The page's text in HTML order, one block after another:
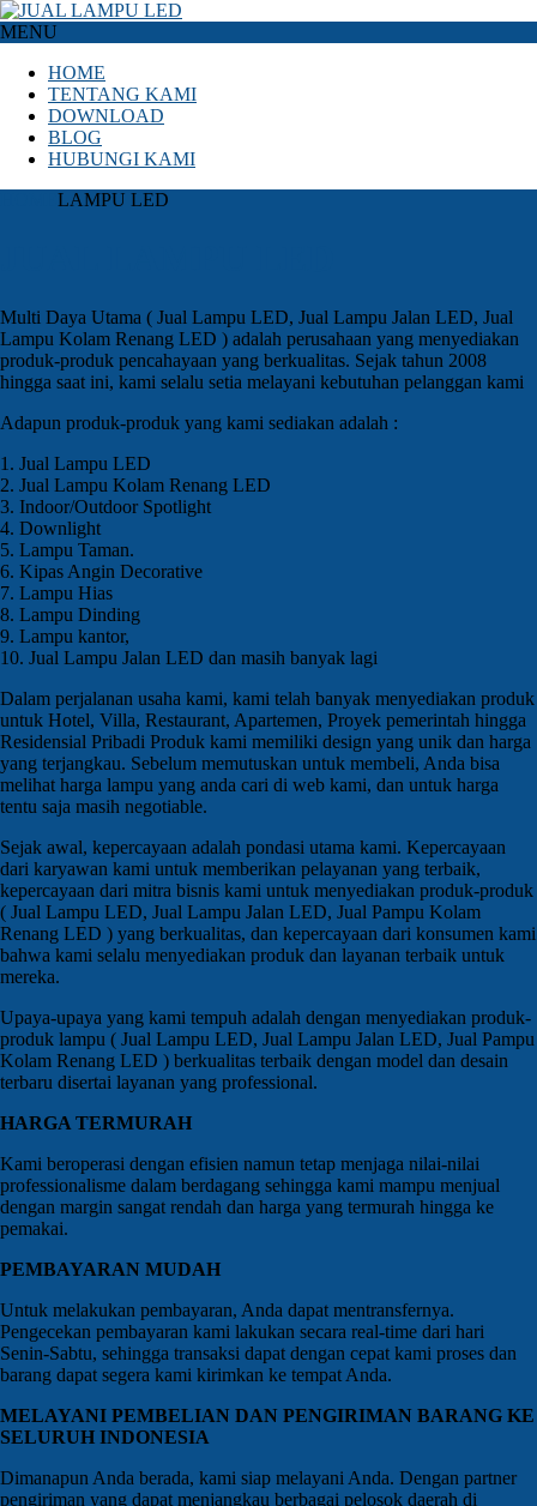
MENU
HOME
TENTANG KAMI
DOWNLOAD
BLOG
HUBUNGI KAMI
LAMPU LED
Multi Daya Utama ( Jual Lampu LED, Jual Lampu Jalan LED, Jual
Lampu Kolam Renang LED ) adalah perusahaan yang menyediakan
produk-produk pencahayaan yang berkualitas. Sejak tahun 2008
hingga saat ini, kami selalu setia melayani kebutuhan pelanggan kami
Adapun produk-produk yang kami sediakan adalah :
1. Jual Lampu LED
2. Jual Lampu Kolam Renang LED
3. Indoor/Outdoor Spotlight
4. Downlight
5. Lampu Taman.
6. Kipas Angin Decorative
7. Lampu Hias
8. Lampu Dinding
9. Lampu kantor,
10. Jual Lampu Jalan LED dan masih banyak lagi
Dalam perjalanan usaha kami, kami telah banyak menyediakan produk
untuk Hotel, Villa, Restaurant, Apartemen, Proyek pemerintah hingga
Residensial Pribadi Produk kami memiliki design yang unik dan harga
yang terjangkau. Sebelum memutuskan untuk membeli, Anda bisa
melihat harga lampu yang anda cari di web kami, dan untuk harga
tentu saja masih negotiable.
Sejak awal, kepercayaan adalah pondasi utama kami. Kepercayaan
dari karyawan kami untuk memberikan pelayanan yang terbaik,
kepercayaan dari mitra bisnis kami untuk menyediakan produk-produk
( Jual Lampu LED, Jual Lampu Jalan LED, Jual Pampu Kolam
Renang LED ) yang berkualitas, dan kepercayaan dari konsumen kami
bahwa kami selalu menyediakan produk dan layanan terbaik untuk
mereka.
Upaya-upaya yang kami tempuh adalah dengan menyediakan produk-
produk lampu ( Jual Lampu LED, Jual Lampu Jalan LED, Jual Pampu
Kolam Renang LED ) berkualitas terbaik dengan model dan desain
terbaru disertai layanan yang professional.
HARGA TERMURAH
Kami beroperasi dengan efisien namun tetap menjaga nilai-nilai
professionalisme dalam berdagang sehingga kami mampu menjual
dengan margin sangat rendah dan harga yang termurah hingga ke
pemakai.
PEMBAYARAN MUDAH
Untuk melakukan pembayaran, Anda dapat mentransfernya.
Pengecekan pembayaran kami lakukan secara real-time dari hari
Senin-Sabtu, sehingga transaksi dapat dengan cepat kami proses dan
barang dapat segera kami kirimkan ke tempat Anda.
MELAYANI PEMBELIAN DAN PENGIRIMAN BARANG KE
SELURUH INDONESIA
Dimanapun Anda berada, kami siap melayani Anda. Dengan partner
pengiriman yang dapat menjangkau berbagai pelosok daerah di